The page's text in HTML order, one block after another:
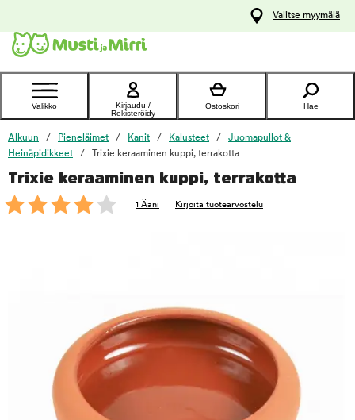
Ota yhteyttä
asiakaspalveluun
Valitse myymälä
Valikko
Kirjaudu /
Rekisteröidy
Ostoskori Hae
Alkuun Pieneläimet Kanit Kalusteet
Juomapullot &
Heinäpidikkeet
Trixie keraaminen kuppi, terrakotta
Trixie keraaminen kuppi, terrakotta
1 Ääni Kirjoita tuotearvostelu
foo